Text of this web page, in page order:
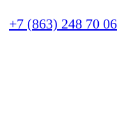
+7 (863) 248 70 06